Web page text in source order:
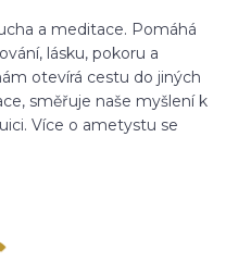
a meditace. Pomáhá
lásku, pokoru a
otevírá cestu do jiných
směřuje naše myšlení k
Více o ametystu se